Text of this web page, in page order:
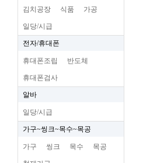
김치공장 식품 가공
일당/시급
전자/휴대폰
휴대폰조립 반도체
휴대폰검사
알바
일당/시급
가구~씽크~목수~목공
가구 씽크 목수 목공